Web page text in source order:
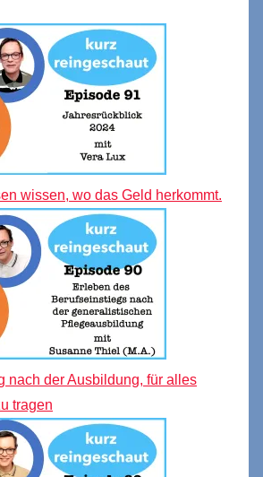
wissen, wo das Geld herkommt.
nach der Ausbildung, für alles
tragen